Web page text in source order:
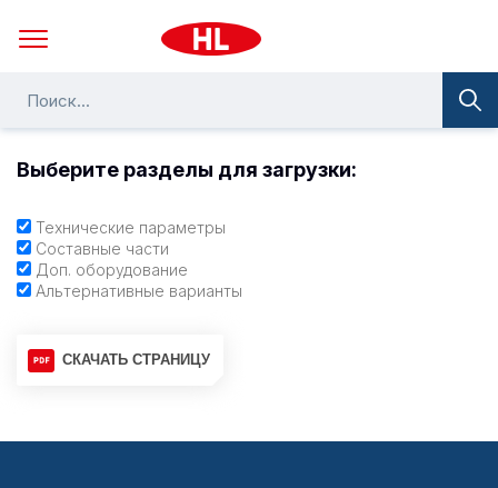
Выберите разделы для загрузки:
Технические параметры
Составные части
Доп. оборудование
Альтернативные варианты